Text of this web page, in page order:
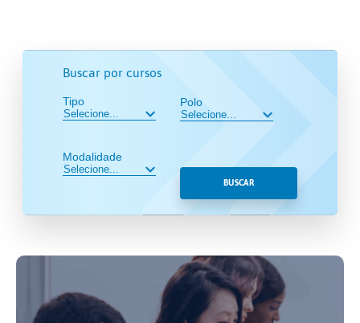
Buscar por cursos
Tipo
Modalidade
Polo
BUSCAR